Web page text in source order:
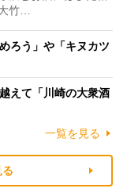
竹…
ろう」や「キヌカツ
えて「川崎の大衆酒
一覧を見る